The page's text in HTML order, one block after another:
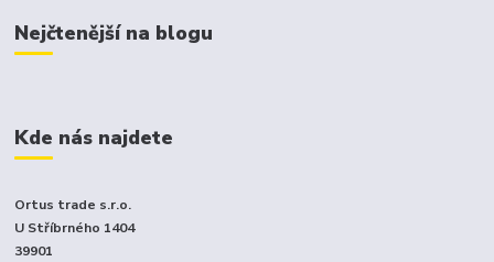
Nejčtenější na blogu
Kde nás najdete
Ortus trade s.r.o.
U Stříbrného 1404
39901